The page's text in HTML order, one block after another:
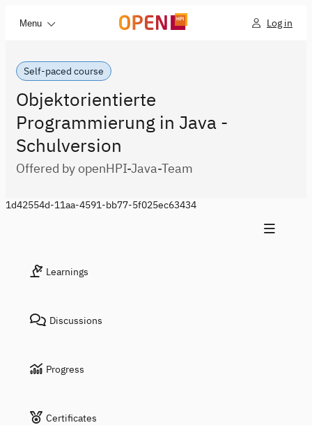
Menu Log in
Self-paced course
Objektorientierte
Programmierung in Java -
Schulversion
Offered by openHPI-Java-Team
1d42554d-11aa-4591-bb77-5f025ec63434
Learnings
Discussions
Progress
Certificates